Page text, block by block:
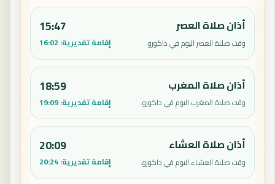
أذان صلاة العصر
وقت صلاة العصر اليوم في داكورو.
15:47
إقامة تقديرية: 16:02
أذان صلاة المغرب
وقت صلاة المغرب اليوم في داكورو.
18:59
إقامة تقديرية:19:09
أذان صلاة العشاء
وقت صلاة العشاء اليوم في داكورو.
20:09
إقامة تقديرية:20:24